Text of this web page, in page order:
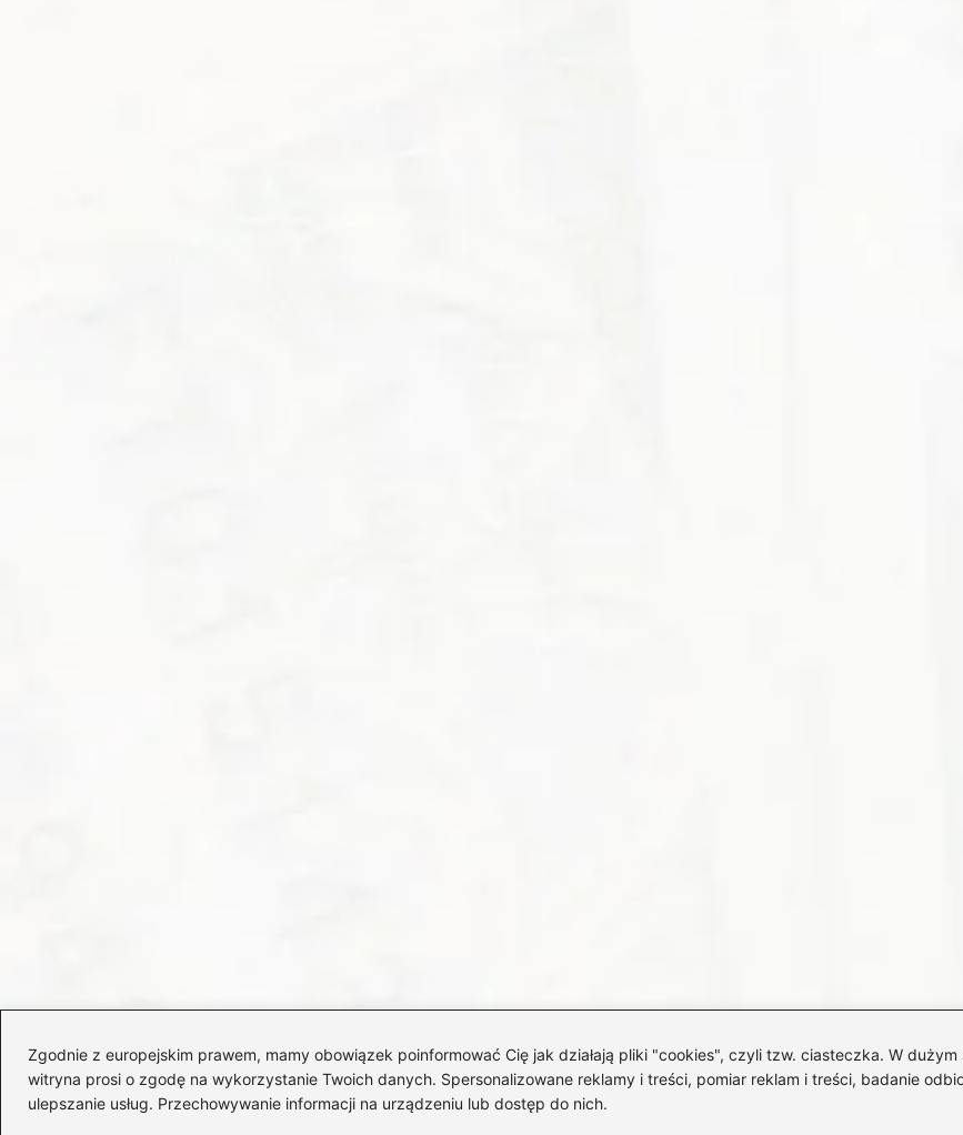
Zgodnie z europejskim prawem, mamy obowiązek poinformować Cię jak działają pliki "cookies", czyli tzw. ciasteczka. W dużym
witryna prosi o zgodę na wykorzystanie Twoich danych. Spersonalizowane reklamy i treści, pomiar reklam i treści, badanie
ulepszanie usług. Przechowywanie informacji na urządzeniu lub dostęp do nich.